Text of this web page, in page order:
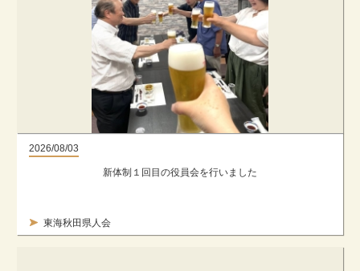
2026/08/03
東海秋田県人会
新体制１回目の役員会を行いました